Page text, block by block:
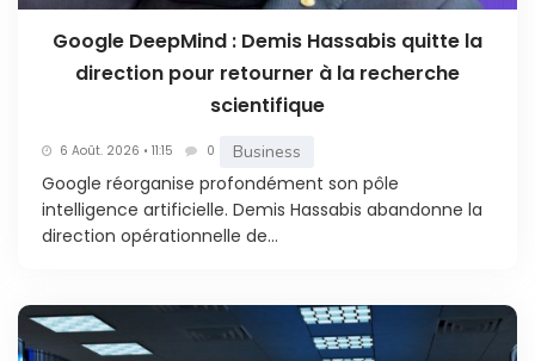
Google DeepMind : Demis Hassabis quitte la
direction pour retourner à la recherche
scientifique
6 Août. 2026 • 11:15 0 Business
Google réorganise profondément son pôle
intelligence artificielle. Demis Hassabis abandonne la
direction opérationnelle de...